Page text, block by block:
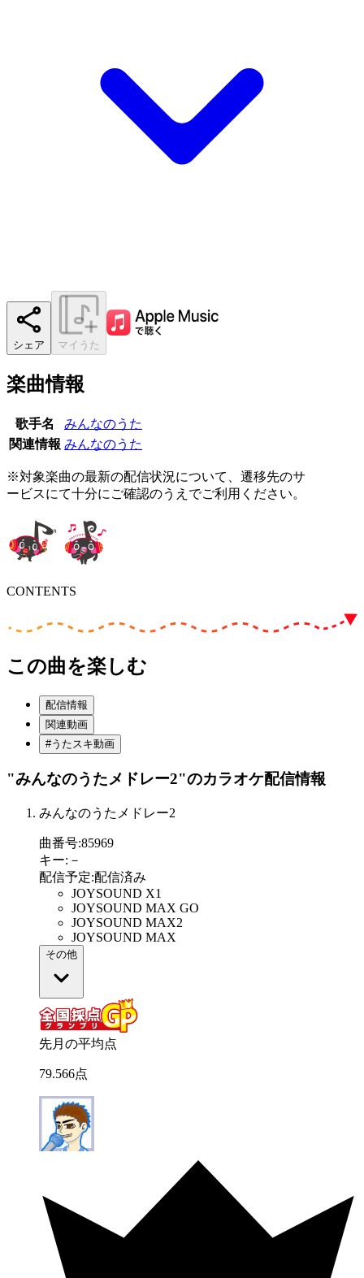
シェア マイうた
楽曲情報
歌手名
みんなのうた
関連情報 みんなのうた
※対象楽曲の最新の配信状況について、遷移先のサ
ービスにて十分にご確認のうえでご利用ください。
CONTENTS
この曲を楽しむ
配信情報
関連動画
#うたスキ動画
"みんなのうたメドレー2"のカラオケ配信情報
みんなのうたメドレー2
曲番号:85969
キー: －
配信予定:配信済み
JOYSOUND X1
JOYSOUND MAX GO
JOYSOUND MAX2
JOYSOUND MAX
その他
先月の平均点
79.566点